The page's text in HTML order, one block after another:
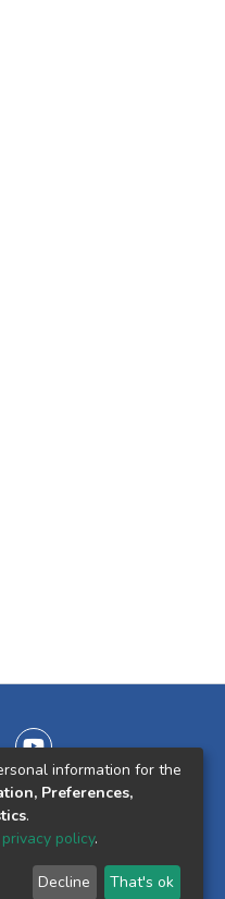
information for the
Preferences,
.
privacy policy.
Decline That's ok